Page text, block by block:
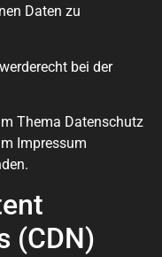
Daten zu
bei der
Thema Datenschutz
Impressum
(CDN)